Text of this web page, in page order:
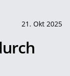
21. Okt 2025